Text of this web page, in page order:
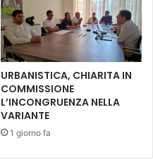
URBANISTICA, CHIARITA IN
COMMISSIONE
L’INCONGRUENZA NELLA
VARIANTE
1 giorno fa